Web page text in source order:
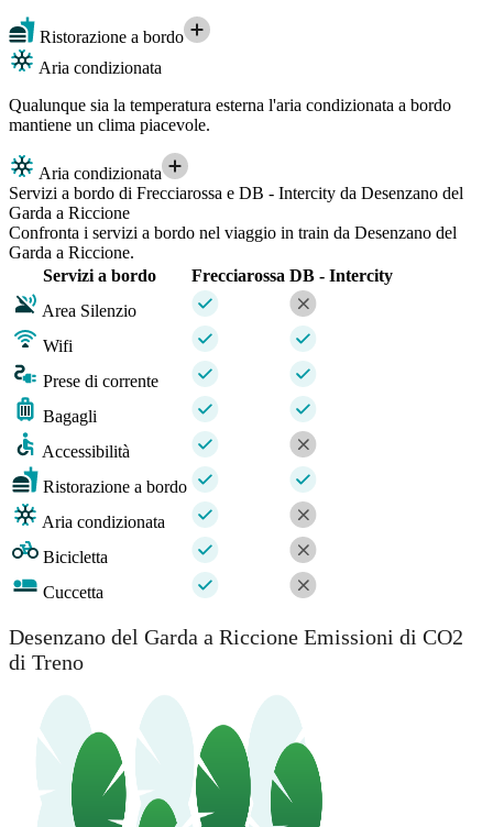
Ristorazione a bordo
Aria condizionata
Qualunque sia la temperatura esterna l'aria condizionata a bordo
mantiene un clima piacevole.
Aria condizionata
Servizi a bordo di Frecciarossa e DB - Intercity da Desenzano del
Garda a Riccione
Confronta i servizi a bordo nel viaggio in train da Desenzano del
Garda a Riccione.
Servizi a bordo
Frecciarossa DB - Intercity
Area Silenzio
Wifi
Prese di corrente
Bagagli
Accessibilità
Ristorazione a bordo
Aria condizionata
Bicicletta
Cuccetta
Desenzano del Garda a Riccione Emissioni di CO2
di Treno